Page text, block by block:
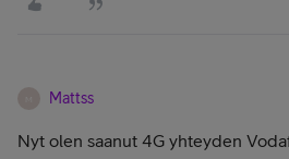
Mattss
Nyt olen saanut 4G yhteyden